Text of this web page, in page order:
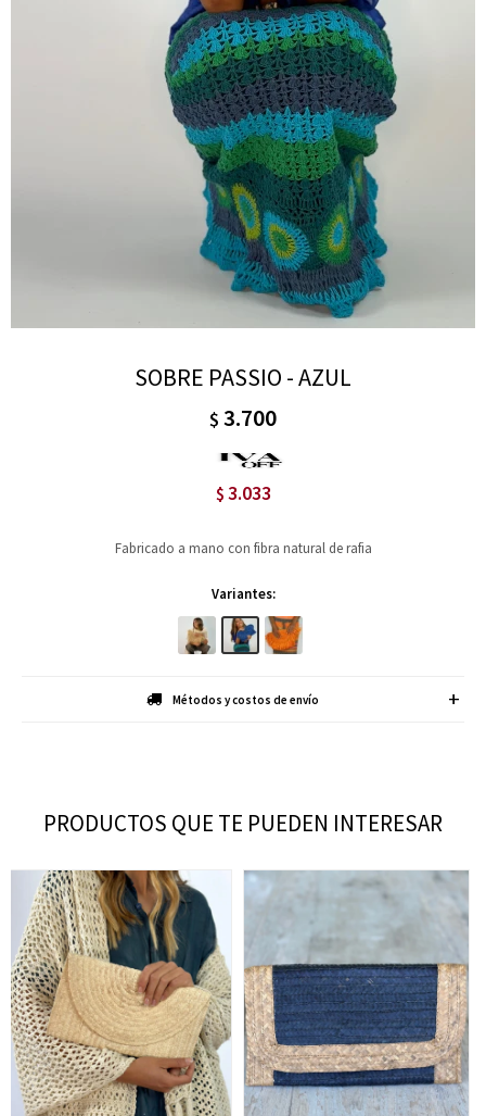
SOBRE PASSIO - AZUL
$ 3.700
$ 3.033
Fabricado a mano con fibra natural de rafia
Variantes:
Métodos y costos de envío
PRODUCTOS QUE TE PUEDEN INTERESAR